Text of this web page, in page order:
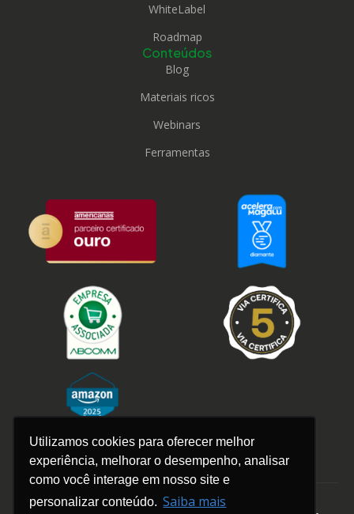
Utilizamos cookies para oferecer melhor
experiência, melhorar o desempenho, analisar
como você interage em nosso site e
personalizar conteúdo. Saiba mais
WhiteLabel
Roadmap
Conteúdos
Blog
Materiais ricos
Webinars
Ferramentas